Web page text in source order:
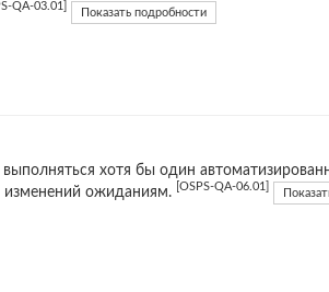
QA-03.01] Показать подробности
хотя бы один
изменений ожиданиям.
[OSPS-QA-06.01]